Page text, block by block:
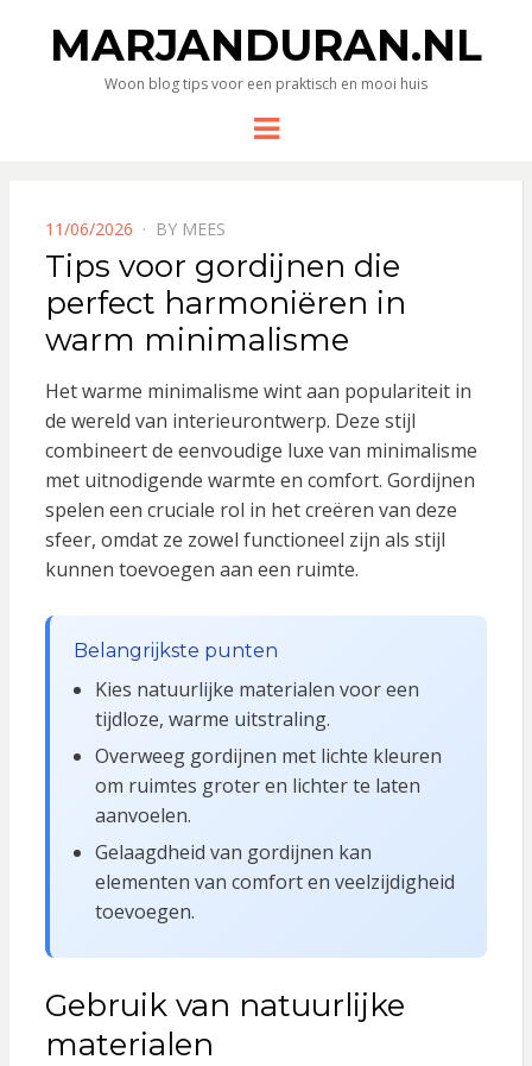
MARJANDURAN.NL
Woon blog tips voor een praktisch en mooi huis
Menu
POSTED
ON
11/06/2026 BY MEES
Tips voor gordijnen die
perfect harmoniëren in
warm minimalisme
Het warme minimalisme wint aan populariteit in
de wereld van interieurontwerp. Deze stijl
combineert de eenvoudige luxe van minimalisme
met uitnodigende warmte en comfort. Gordijnen
spelen een cruciale rol in het creëren van deze
sfeer, omdat ze zowel functioneel zijn als stijl
kunnen toevoegen aan een ruimte.
Belangrijkste punten
Kies natuurlijke materialen voor een
tijdloze, warme uitstraling.
Overweeg gordijnen met lichte kleuren
om ruimtes groter en lichter te laten
aanvoelen.
Gelaagdheid van gordijnen kan
elementen van comfort en veelzijdigheid
toevoegen.
Gebruik van natuurlijke
materialen